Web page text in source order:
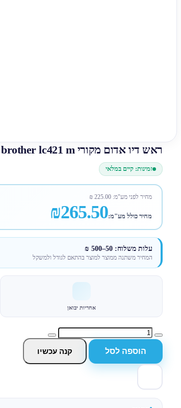
ראש דיו אדום מקורי brother lc421 m
זמינות: קיים במלאי
מחיר לפני מע"מ:225.00
₪
מחיר כולל מע"מ:₪265.50
עלות משלוח: 50–500 ₪
המחיר משתנה ממוצר למוצר בהתאם לגודל ולמשקל
אחריות יבואן
הוספה לסל קנה עכשיו